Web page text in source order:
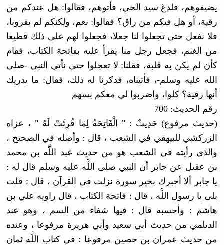
ﻳﻀﻴﻔﻮﻫﻢ، ﻓﻠﺪﻍ ﺳﻴﺪ اﻟﺤﻲ، ﻓﺄﺗﻮﻫﻢ، ﻓﻘﺎﻟﻮا: ﻫﻞ ﻋﻨﺪﻛﻢ ﻣﻦ
ﺭﻗﻴﺔ، ﺃﻭ ﻫﻞ ﻓﻴﻜﻢ ﻣﻦ ﺭاﻕ؟ ﻓﻘﺎﻟﻮا: ﻧﻌﻢ، ﻭﻟﻜﻨﻜﻢ ﻟﻢ ﺗﻘﺮﻭﻧﺎ،
ﻓﻼ ﻧﻔﻌﻞ ﺣﺘﻰ ﺗﺠﻌﻠﻮا ﻟﻨﺎ ﺟﻌﻼ، ﻓﺠﻌﻠﻮا ﻟﻬﻢ ﻋﻠﻰ ﺫﻟﻚ ﻗﻄﻴﻌﺎ
ﻣﻦ اﻟﻐﻨﻢ، ﻓﺠﻌﻞ ﺭﺟﻞ ﻣﻨﺎ ﻳﻘﺮﺃ ﻋﻠﻴﻪ ﺑﻔﺎﺗﺤﺔ اﻟﻜﺘﺎﺏ، ﻓﻘﺎﻡ
ﻛﺄﻥ ﻟﻢ ﻳﻜﻦ ﺑﻪ ﻗﻠﺒﺔ، ﻓﻘﻠﻨﺎ: ﻻ ﺗﻌﺠﻠﻮا ﺣﺘﻰ ﻧﺄﺗﻲ اﻟﻨﺒﻲ -ﺻﻠﻰ
اﻟﻠﻪ ﻋﻠﻴﻪ ﻭﺳﻠﻢ-، ﻓﺄﺗﻴﻨﺎﻩ، ﻓﺬﻛﺮﻧﺎ ﻟﻪ ﺫﻟﻚ، ﻓﻘﺎﻝ: ﻣﺎ ﻳﺪﺭﻳﻚ
ﺃﻧﻬﺎ ﺭﻗﻴﺔ؟ ﻛﻠﻮا، ﻭاﺿﺮﺑﻮا ﻟﻲ ﻣﻌﻜﻢ ﺑﺴﻬﻢ
رقم الحديث: 700
(حديث مرفوع) حَدِيثٌ : " الْفَاتِحَةُ لِمَا قُرِئَتْ لَهُ " ، عزاه
الزركشي للبيهقي في الشعب ، قال : وأصله في الصحيح ،
والذي رأيته في الشعب هو من حديث عبد اللَّه بن محمد
بن عقيل عن جابر أن النبي صلى اللَّه عليه وسلم قال له :
يا جابر ألا أخبرك بخير سورة نزلت في القرآن ، قال : قلت
بلى يا رسول اللَّه ، قال : فاتحة الكتاب ، قال راويه علي بن
هاشم : وأحسبه قال : فيها شفاء من السم ، وهو عند
الديلمي من حديث أبي سعيد وأبي هريرة مرفوعا ، وعنده
من حديث عمران بن حصين مرفوعا : في كتاب اللَّه ثمان